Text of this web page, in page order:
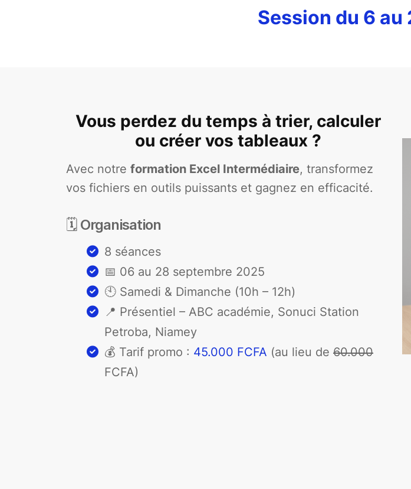
Session du 6
Vous perdez du temps à trier, calculer
ou créer vos tableaux ?
Avec notre formation Excel Intermédiaire, transformez
vos fichiers en outils puissants et gagnez en efficacité.
🗓️ Organisation
8 séances
📅 06 au 28 septembre 2025
🕙 Samedi & Dimanche (10h – 12h)
📍 Présentiel – ABC académie, Sonuci Station
Petroba, Niamey
💰 Tarif promo : 45.000 FCFA (au lieu de 60.000
FCFA)